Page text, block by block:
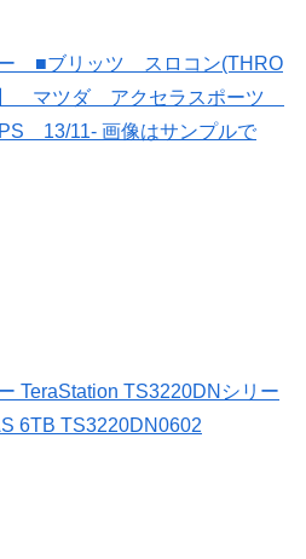
ー ■ブリッツ スロコン(THRO
マツダ アクセラスポーツ
13/11- 画像はサンプルで
TeraStation TS3220DNシリー
6TB TS3220DN0602